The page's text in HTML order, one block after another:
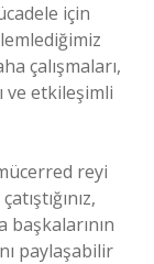
için
çalışmaları,
ve etkileşimli
reyi
paylaşabilir